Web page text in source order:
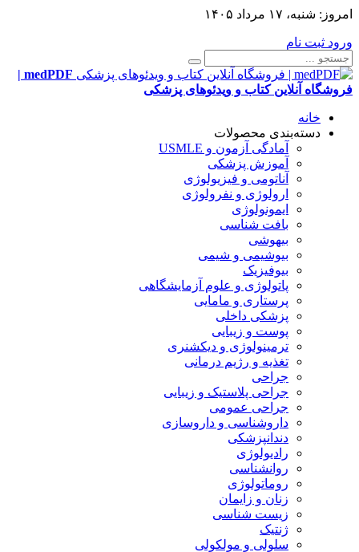
امروز: شنبه، ۱۷ مرداد ۱۴۰۵
ورود ثبت نام
medPDF |
فروشگاه آنلاین کتاب و ویدئوهای پزشکی
خانه
دسته‌بندی محصولات
آمادگی آزمون و USMLE
آموزش پزشکی
آناتومی و فیزیولوژی
ارولوژی و نفرولوژی
ایمونولوژی
بافت شناسی
بیهوشی
بیوشیمی و شیمی
بیوفیزیک
پاتولوژی و علوم آزمایشگاهی
پرستاری و مامایی
پزشکی داخلی
پوست و زیبایی
ترمینولوژی و دیکشنری
تغذیه و رژیم درمانی
جراحی
جراحی پلاستیک و زیبایی
جراحی عمومی
داروشناسی و داروسازی
دندانپزشکی
رادیولوژی
روانشناسی
روماتولوژی
زنان و زایمان
زیست شناسی
ژنتیک
سلولی و مولکولی